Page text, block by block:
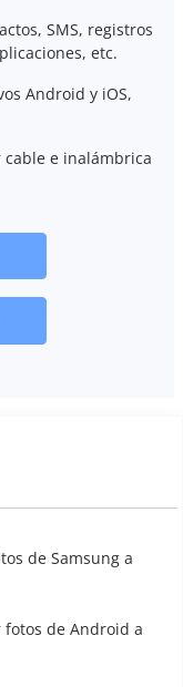
SMS, registros
etc.
Android y iOS,
e inalámbrica
de Samsung a
de Android a